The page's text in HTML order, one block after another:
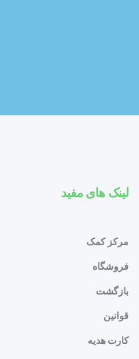
لینک های مفید
مرکز کمک
فروشگاه
بازگشت
قوانین
کارت هدیه